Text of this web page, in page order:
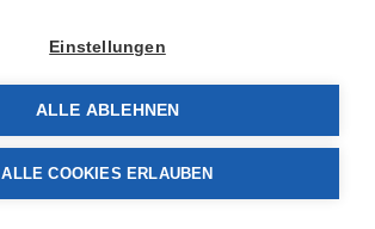
Einstellungen
ALLE ABLEHNEN
ALLE COOKIES ERLAUBEN